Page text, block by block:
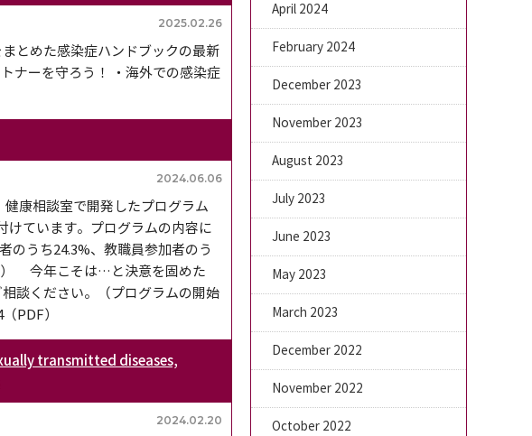
2025.02.26
とめた感染症ハンドブックの最新
ナーを守ろう！ ・海外での感染症
2024.06.06
康相談室で開発したプログラム
けています。プログラムの内容に
うち24.3%、教職員参加者のう
） 今年こそは…と決意を固めた
談ください。（プログラムの開始
PDF）
transmitted diseases,
2024.02.20
April 2024
February 2024
December 2023
November 2023
August 2023
July 2023
June 2023
May 2023
March 2023
December 2022
November 2022
October 2022